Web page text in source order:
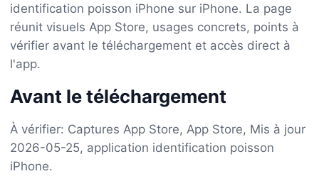
identification poisson iPhone sur iPhone. La page
réunit visuels App Store, usages concrets, points à
vérifier avant le téléchargement et accès direct à
l'app.
Avant le téléchargement
À vérifier: Captures App Store, App Store, Mis à jour
2026-05-25, application identification poisson
iPhone.